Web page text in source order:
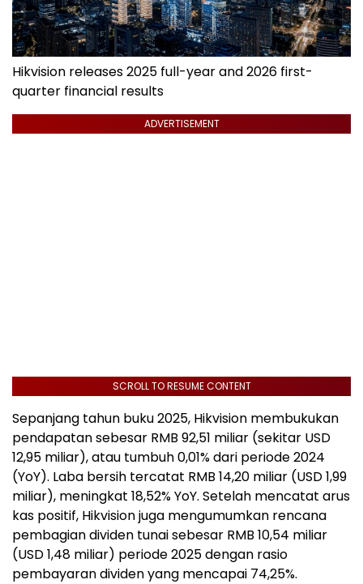
Hikvision releases 2025 full-year and 2026 first-
quarter financial results
ADVERTISEMENT
SCROLL TO RESUME CONTENT
Sepanjang tahun buku 2025, Hikvision membukukan
pendapatan sebesar RMB 92,51 miliar (sekitar USD
12,95 miliar), atau tumbuh 0,01% dari periode 2024
(YoY). Laba bersih tercatat RMB 14,20 miliar (USD 1,99
miliar), meningkat 18,52% YoY. Setelah mencatat arus
kas positif, Hikvision juga mengumumkan rencana
pembagian dividen tunai sebesar RMB 10,54 miliar
(USD 1,48 miliar) periode 2025 dengan rasio
pembayaran dividen yang mencapai 74,25%.